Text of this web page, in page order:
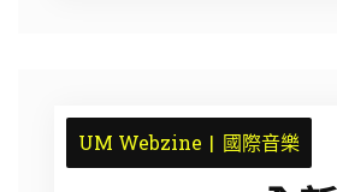
UM Webzine 國際音樂